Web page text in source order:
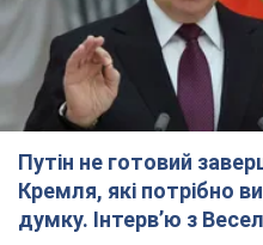
Путін не готовий
Кремля, які потрібно
думку. Інтерв’ю з